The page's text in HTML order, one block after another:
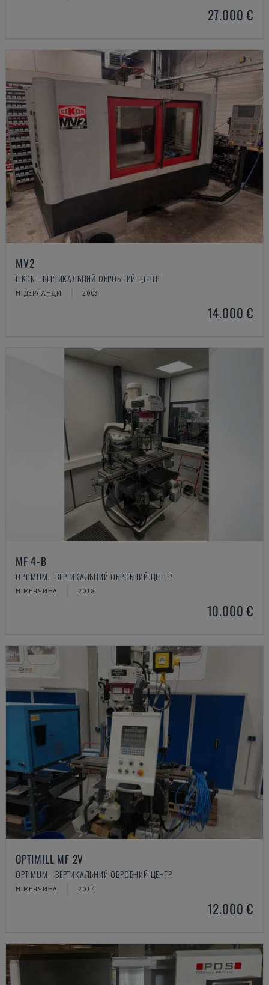
27.000 €
MV2
EIKON - ВЕРТИКАЛЬНИЙ ОБРОБНИЙ ЦЕНТР
НІДЕРЛАНДИ 2003
14.000 €
MF 4-B
OPTIMUM - ВЕРТИКАЛЬНИЙ ОБРОБНИЙ ЦЕНТР
НІМЕЧЧИНА 2018
10.000 €
OPTIMILL MF 2V
OPTIMUM - ВЕРТИКАЛЬНИЙ ОБРОБНИЙ ЦЕНТР
НІМЕЧЧИНА 2017
12.000 €